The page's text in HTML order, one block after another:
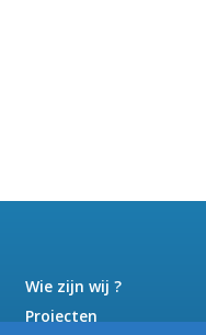
Wie zijn wij ?
Projecten